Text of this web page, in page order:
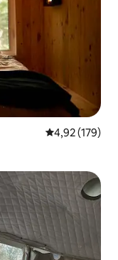
Średnia
4,92 (179)